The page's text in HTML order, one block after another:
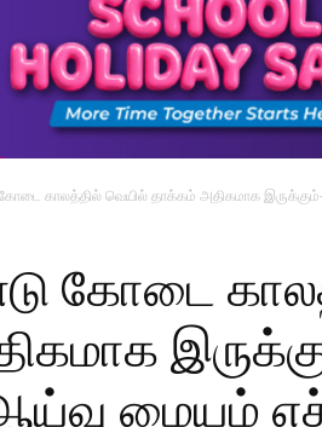
காலத்தில் வெயில் தாக்கம் அதிகமாக
கோடை
மையம்